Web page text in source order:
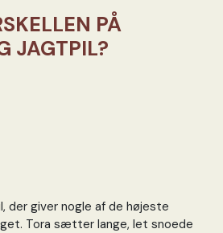
PÅ
JAGTPIL?
der giver nogle af de højeste
Tora sætter lange, let snoede